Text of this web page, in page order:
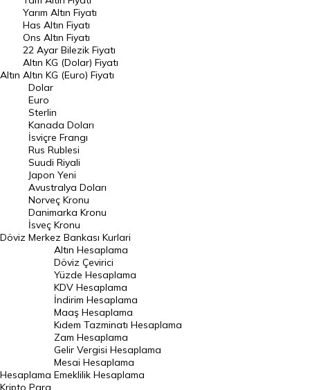
DÖVİZ
Döviz Kuru
Dolar Kuru
Euro Kuru
Pound Kuru
Frank Kuru
Riyal Kuru
Avustralya Doları
Danimarka Kronu Kuru
Kanada Doları Kuru
Norveç Kronu Kuru
İsveç Kronu Kuru
Japon Yeni Kuru
Serbest Piyasa Döviz Kurları
Merkez Bankası Döviz Kurları
Altın Fiyatları
Altın
Yarım Altın Fiyatı
Has Altın Fiyatı
Ons Altın Fiyatı
22 Ayar Bilezik Fiyatı
Altın KG (Dolar) Fiyatı
Altın KG (Euro) Fiyatı
Döviz
Dolar
Euro
Sterlin
Kanada Doları
İsviçre Frangı
Rus Rublesi
Suudi Riyali
Japon Yeni
Avustralya Doları
Norveç Kronu
Danimarka Kronu
İsveç Kronu
Merkez Bankası Kurlari
Hesaplama
Altın Hesaplama
Döviz Çevirici
Yüzde Hesaplama
KDV Hesaplama
İndirim Hesaplama
Maaş Hesaplama
Kıdem Tazminatı Hesaplama
Zam Hesaplama
Gelir Vergisi Hesaplama
Mesai Hesaplama
Emeklilik Hesaplama
Kripto Para